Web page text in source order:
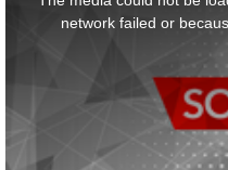
network failed or